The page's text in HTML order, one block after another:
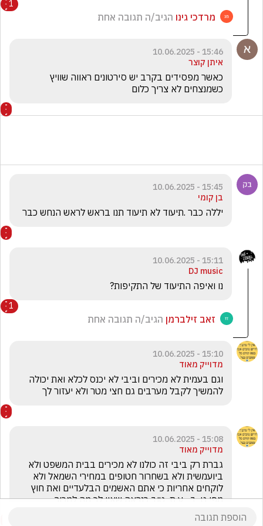
1
מרדכי גינו הגיב/ה תגובה אחת
15:46 - 10.06.2025
איתן קוצר
כשמנצחים לא צריך כלום
15:45 - 10.06.2025
בן קומי
יללה כבר .תיעוד לא תיעוד תנו בראש לראש הנחש כבר
15:11 - 10.06.2025
DJ music
נו ואיפה התיעוד של התקיפות?
1
זאב זילברמן הגיב/ה תגובה אחת
15:10 - 10.06.2025
מדוייק מאוד
להמשיך לקבל מערבים גם חצי מטר ולא יעזור לך
15:08 - 10.06.2025
מדוייק מאוד
מפי ט  ב   ע ת  טוב כנראה שאין לך מה למכור